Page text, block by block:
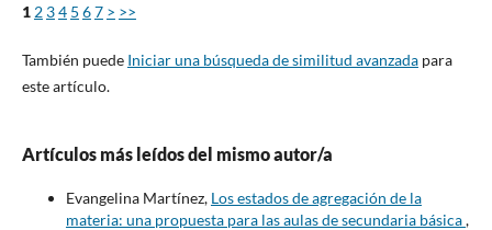
1 2 34 5 67 > >>
También puede Iniciar una búsqueda de similitud avanzadapara
este artículo.
Artículos más leídos del mismo autor/a
Evangelina Martínez, Los estados de agregación de la
materia: una propuesta para las aulas de secundaria básica,